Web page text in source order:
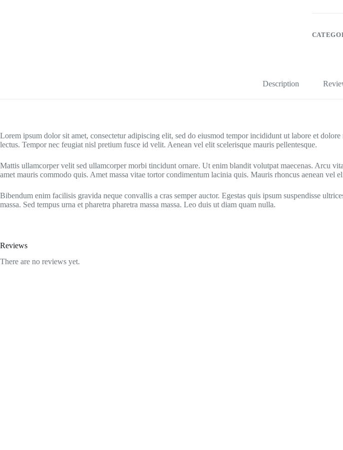
Description
Lorem ipsum dolor sit amet, consectetur adipiscing elit, sed do eiusmod tempor incididunt ut labore et
lectus. Tempor nec feugiat nisl pretium fusce id velit. Aenean vel elit scelerisque mauris pellentesque.
Mattis ullamcorper velit sed ullamcorper morbi tincidunt ornare. Ut enim blandit volutpat maecenas. Arcu
amet mauris commodo quis. Amet massa vitae tortor condimentum lacinia quis. Mauris rhoncus aenean vel
Bibendum enim facilisis gravida neque convallis a cras semper auctor. Egestas quis ipsum suspendisse
massa. Sed tempus urna et pharetra pharetra massa massa. Leo duis ut diam quam nulla.
Reviews
There are no reviews yet.